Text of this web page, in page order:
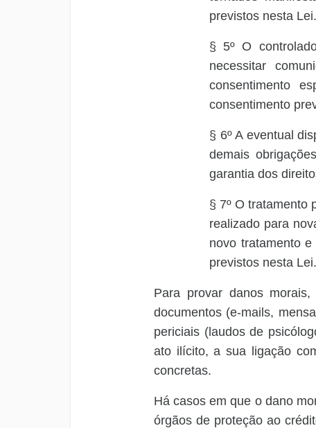
previstos nesta Lei.
§ 5º O
necessitar
consentimento
consentimento
§ 6º A eventual
demais
garantia dos
§ 7º O tratamento
realizado para
novo tratamento
previstos nesta Lei.
Para provar danos
documentos (e-mails,
periciais (laudos de
ato ilícito, a sua ligação
concretas.
Há casos em que o dano
órgãos de proteção ao